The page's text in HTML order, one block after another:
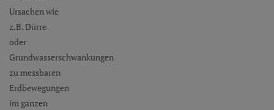
Ursachen wie
z.B. Dürre
oder
Grundwasserschwankungen
zu messbaren
Erdbewegungen
im ganzen